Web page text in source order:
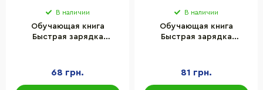
В наличии
Обучающая книга
Быстрая зарядка
величины" ZIRKA 140738
Укр
68 грн.
В наличии
Обучающая книга
Быстрая зарядка
и деление" ZIRKA 140737
Укр
81 грн.